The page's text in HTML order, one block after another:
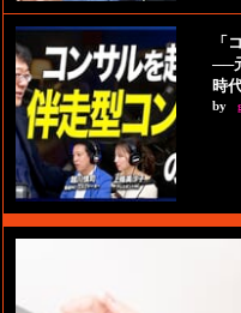
「
──
時
by